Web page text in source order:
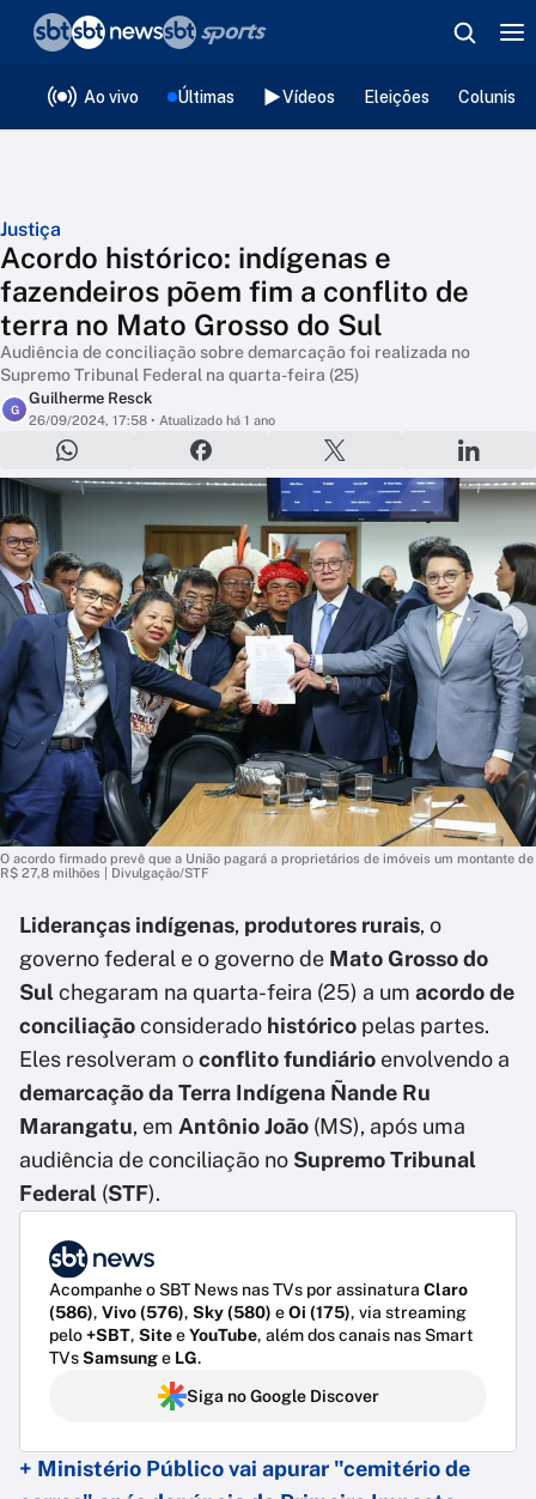
Ao vivo Últimas Vídeos Eleições
Justiça
Acordo histórico: indígenas e
fazendeiros põem fim a conflito de
terra no Mato Grosso do Sul
Audiência de conciliação sobre demarcação foi realizada no
Supremo Tribunal Federal na quarta-feira (25)
G
Guilherme Resck
26/09/2024, 17:58 • Atualizado há 1 ano
O acordo firmado prevê que a União pagará a proprietários de imóveis um montante de
R$ 27,8 milhões | Divulgação/STF
Lideranças indígenas, produtores rurais, o
governo federal e o governo de Mato Grosso do
Sulchegaram na quarta-feira (25) a um acordo de
conciliaçãoconsiderado histórico pelas partes.
Eles resolveram oconflito fundiário envolvendo a
demarcação da Terra Indígena Ñande Ru
Marangatu, em Antônio João (MS), após uma
audiência de conciliação no Supremo Tribunal
Federal (STF).
Acompanhe o SBT News nas TVs por assinatura Claro
(586), Vivo (576), Sky (580) eOi (175), via streaming
pelo+SBT, SiteeYouTube, além dos canais nas Smart
TVsSamsunge LG.
Siga no Google Discover
+ Ministério Público vai apurar "cemitério de
❮voltar
Editorias